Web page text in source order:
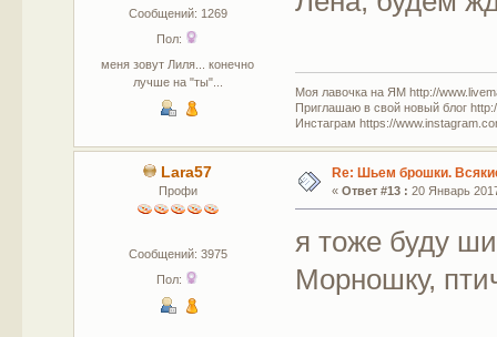
Сообщений: 1269
Пол:
меня зовут Лиля... конечно
лучше на "ты"...
Моя лавочка на ЯМ http://
Приглашаю в свой новый блог
Инстаграм https://
Lara57
Профи
Сообщений: 3975
Пол:
Re: Шьем брошки.
« Ответ #13 : 20 Январь
я тоже буду
Морношку,